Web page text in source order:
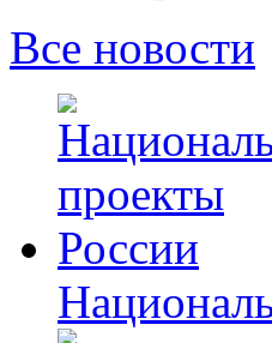
Все новости